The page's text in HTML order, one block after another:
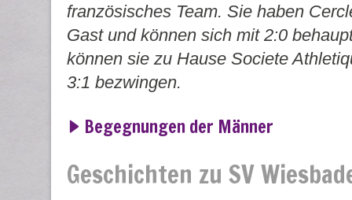
französisches Team. Sie haben
Gast und können sich mit 2:0
können sie zu Hause Societe
3:1 bezwingen.
Begegnungen der Männer
Geschichten zu SV